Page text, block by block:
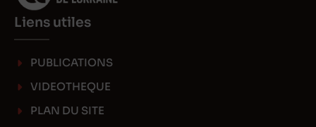
Liens utiles
PUBLICATIONS
VIDEOTHEQUE
PLAN DU SITE